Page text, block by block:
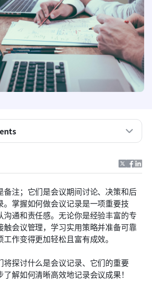
备注；它们是会议期间讨论、决策和后
。掌握如何做会议记录是一项重要技
沟通和责任感。无论你是经验丰富的专
触会议管理，学习实用策略并准备可靠
作变得更加轻松且富有成效。
将探讨什么是会议记录、它们的重要
解如何清晰高效地记录会议成果！
？
包含的内容
方法：一步步指南
议记录轻松无忧
最佳实践
模板
记录的艺术